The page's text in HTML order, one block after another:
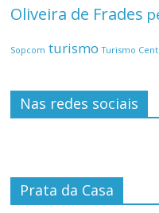
Oliveira de Frades
Sopcom turismo Turismo
Nas redes sociais
Prata da Casa